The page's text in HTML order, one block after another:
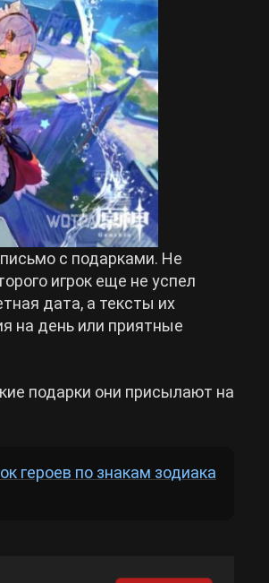
с подарками. Не
игрок еще не успел
дата, а тексты их
на день или приятные
подарки они присылают на
героев по знакам зодиака